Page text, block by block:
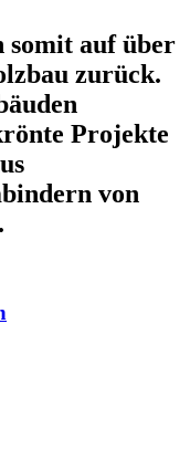
auf über
zurück.
Projekte
von